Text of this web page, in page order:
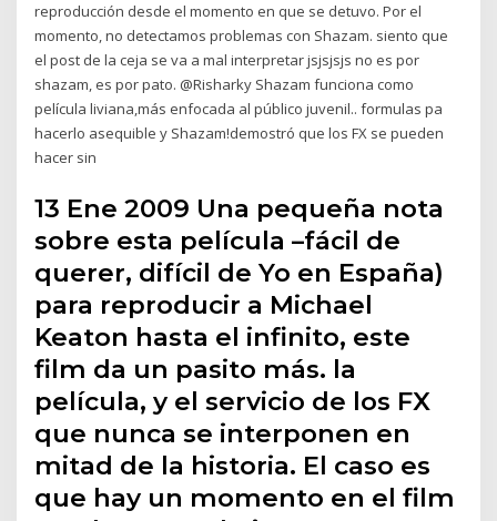
reproducción desde el momento en que se detuvo. Por el
momento, no detectamos problemas con Shazam. siento que
el post de la ceja se va a mal interpretar jsjsjsjs no es por
shazam, es por pato. @Risharky Shazam funciona como
película liviana,más enfocada al público juvenil.. formulas pa
hacerlo asequible y Shazam!demostró que los FX se pueden
hacer sin
13 Ene 2009 Una pequeña nota
sobre esta película –fácil de
querer, difícil de Yo en España)
para reproducir a Michael
Keaton hasta el infinito, este
film da un pasito más. la
película, y el servicio de los FX
que nunca se interponen en
mitad de la historia. El caso es
que hay un momento en el film